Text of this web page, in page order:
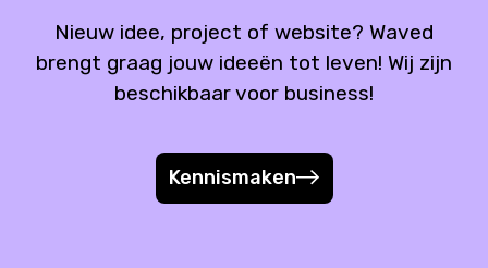
Nieuw idee, project of website? Waved
brengt graag jouw ideeën tot leven! Wij zijn
beschikbaar voor business!
Kennismaken